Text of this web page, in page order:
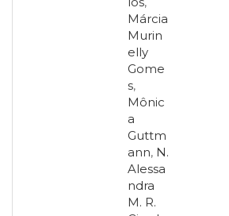
Márcia
Murin
elly
Gome
s,
Mônic
a
Guttm
ann, N.
Alessa
ndra
M. R.